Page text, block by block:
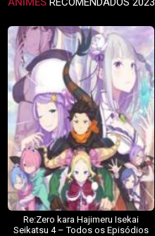
Re:Zero kara Hajimeru Isekai
Seikatsu 4 – Todos os Episódios